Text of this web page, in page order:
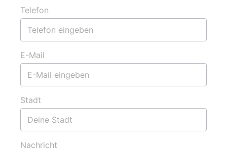
Telefon
E-Mail
Stadt
Nachricht